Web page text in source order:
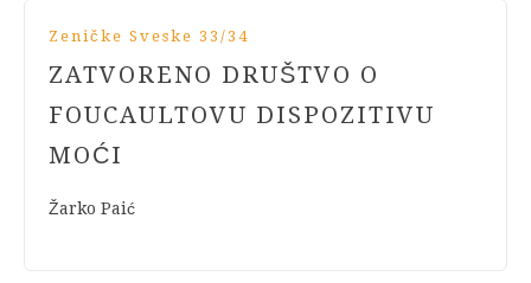
Zeničke Sveske 33/34
ZATVORENO DRUŠTVO O
FOUCAULTOVU DISPOZITIVU
MOĆI
Žarko Paić